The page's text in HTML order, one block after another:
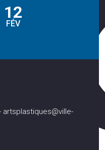
12
FÉV
artsplastiques@ville-